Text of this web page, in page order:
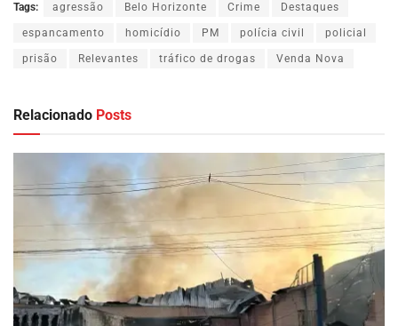
Tags: agressão Belo Horizonte Crime Destaques
espancamento homicídio PM polícia civil policial
prisão Relevantes tráfico de drogas Venda Nova
Relacionado Posts